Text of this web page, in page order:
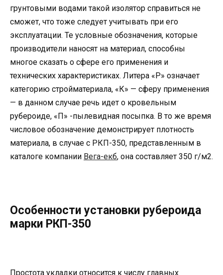
грунтовыми водами такой изолятор справиться не
сможет, что тоже следует учитывать при его
эксплуатации. Те условные обозначения, которые
производители наносят на материал, способны
многое сказать о сфере его применения и
технических характеристиках. Литера «Р» означает
категорию стройматериала, «К» — сферу применения
— в данном случае речь идет о кровельным
рубероиде, «П» -пылевидная посыпка. В то же время
числовое обозначение демонстрирует плотность
материала, в случае с РКП-350, представленным в
каталоге компании Вега-екб, она составляет 350 г/м2.
Особенности установки рубероида
марки РКП-350
Простота укладки относится к числу главных